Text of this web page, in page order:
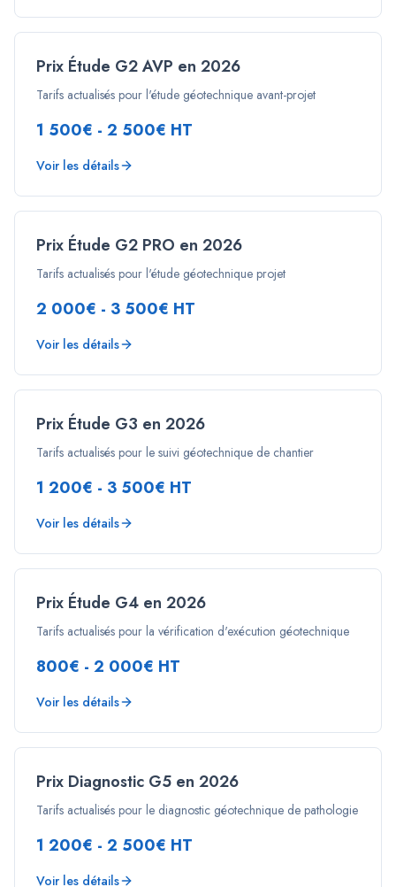
Prix Étude G2 AVP en 2026
Tarifs actualisés pour l'étude géotechnique avant-projet
1 500€ - 2 500€ HT
Voir les détails
Prix Étude G2 PRO en 2026
Tarifs actualisés pour l'étude géotechnique projet
2 000€ - 3 500€ HT
Voir les détails
Prix Étude G3 en 2026
Tarifs actualisés pour le suivi géotechnique de chantier
1 200€ - 3 500€ HT
Voir les détails
Prix Étude G4 en 2026
Tarifs actualisés pour la vérification d'exécution géotechnique
800€ - 2 000€ HT
Voir les détails
Prix Diagnostic G5 en 2026
Tarifs actualisés pour le diagnostic géotechnique de pathologie
1 200€ - 2 500€ HT
Voir les détails